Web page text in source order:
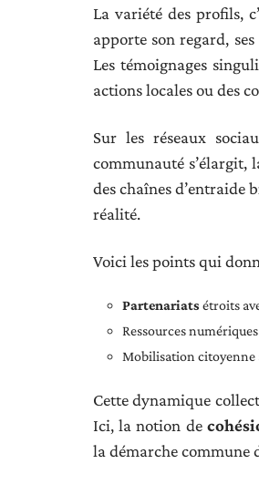
La variété des profils,
apporte son regard,
Les témoignages
actions locales ou des
Sur les réseaux
communauté s’élargit,
des chaînes d’entraide
réalité.
Voici les points qui
Partenariats étroits
Ressources
Mobilisation citoyenne
Cette dynamique
Ici, la notion de
la démarche commune